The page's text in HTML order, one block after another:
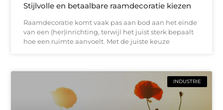
Stijlvolle en betaalbare raamdecoratie kiezen
Raamdecoratie komt vaak pas aan bod aan het einde
van een (her)inrichting, terwijl het juist sterk bepaalt
hoe een ruimte aanvoelt. Met de juiste keuze
INDUSTRIE